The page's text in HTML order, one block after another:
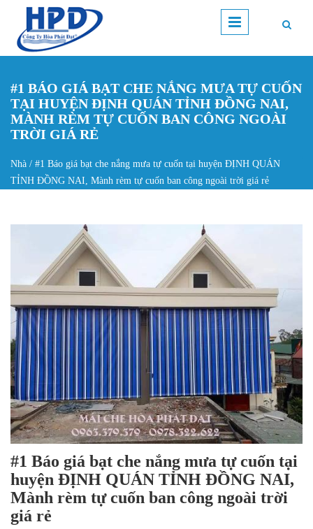
Nhảy đến nội dung
#1 BÁO GIÁ BẠT CHE NẮNG MƯA TỰ CUỐN
TẠI HUYỆN ĐỊNH QUÁN TỈNH ĐỒNG NAI,
MÀNH RÈM TỰ CUỐN BAN CÔNG NGOÀI
TRỜI GIÁ RẺ
Bạn đang ở đây
Nhà / #1 Báo giá bạt che nắng mưa tự cuốn tại huyện ĐỊNH QUÁN
TỈNH ĐỒNG NAI, Mành rèm tự cuốn ban công ngoài trời giá rẻ
#1 Báo giá bạt che nắng mưa tự cuốn tại
huyện ĐỊNH QUÁN TỈNH ĐỒNG NAI,
Mành rèm tự cuốn ban công ngoài trời
giá rẻ